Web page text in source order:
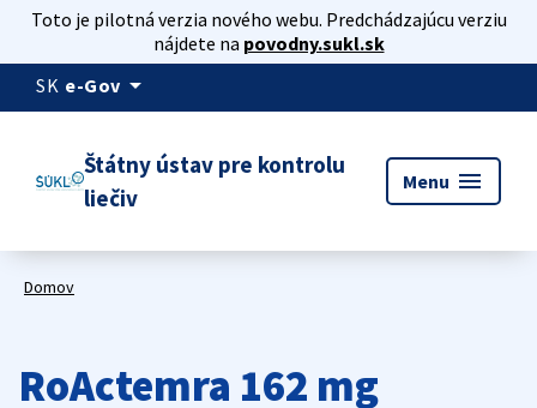
Toto je pilotná verzia nového webu. Predchádzajúcu verziu
nájdete na povodny.sukl.sk
SK e-Gov arrow_drop_down
Štátny ústav pre kontrolu
liečiv
Menu menu
Domov
RoActemra 162 mg